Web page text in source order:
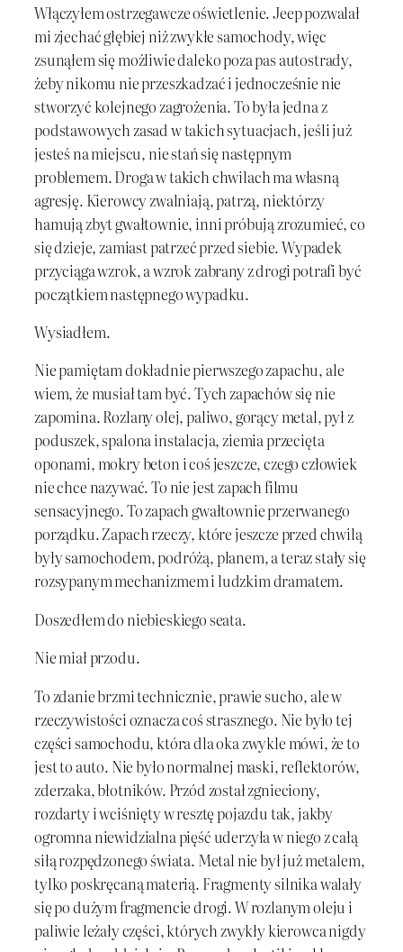
Włączyłem ostrzegawcze oświetlenie. Jeep pozwalał
mi zjechać głębiej niż zwykłe samochody, więc
zsunąłem się możliwie daleko poza pas autostrady,
żeby nikomu nie przeszkadzać i jednocześnie nie
stworzyć kolejnego zagrożenia. To była jedna z
podstawowych zasad w takich sytuacjach, jeśli już
jesteś na miejscu, nie stań się następnym
problemem. Droga w takich chwilach ma własną
agresję. Kierowcy zwalniają, patrzą, niektórzy
hamują zbyt gwałtownie, inni próbują zrozumieć, co
się dzieje, zamiast patrzeć przed siebie. Wypadek
przyciąga wzrok, a wzrok zabrany z drogi potrafi być
początkiem następnego wypadku.
Wysiadłem.
Nie pamiętam dokładnie pierwszego zapachu, ale
wiem, że musiał tam być. Tych zapachów się nie
zapomina. Rozlany olej, paliwo, gorący metal, pył z
poduszek, spalona instalacja, ziemia przecięta
oponami, mokry beton i coś jeszcze, czego człowiek
nie chce nazywać. To nie jest zapach filmu
sensacyjnego. To zapach gwałtownie przerwanego
porządku. Zapach rzeczy, które jeszcze przed chwilą
były samochodem, podróżą, planem, a teraz stały się
rozsypanym mechanizmem i ludzkim dramatem.
Doszedłem do niebieskiego seata.
Nie miał przodu.
To zdanie brzmi technicznie, prawie sucho, ale w
rzeczywistości oznacza coś strasznego. Nie było tej
części samochodu, która dla oka zwykle mówi, że to
jest to auto. Nie było normalnej maski, reflektorów,
zderzaka, błotników. Przód został zgnieciony,
rozdarty i wciśnięty w resztę pojazdu tak, jakby
ogromna niewidzialna pięść uderzyła w niego z całą
siłą rozpędzonego świata. Metal nie był już metalem,
tylko poskręcaną materią. Fragmenty silnika walały
się po dużym fragmencie drogi. W rozlanym oleju i
paliwie leżały części, których zwykły kierowca nigdy